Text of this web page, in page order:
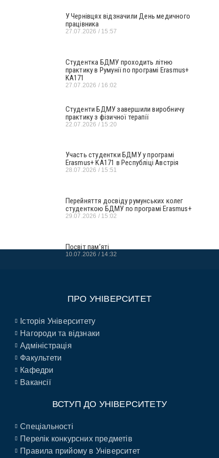
У Чернівцях відзначили День медичного
працівника
27.07.2026 15:57
Студентка БДМУ проходить літню
практику в Румунії по програмі Erasmus+
KA171
27.07.2026 16:02
Студенти БДМУ завершили виробничу
практику з фізичної терапії
22.07.2026 15:20
Участь студентки БДМУ у програмі
Erasmus+ KA171 в Республіці Австрія
28.07.2026 15:51
Перейняття досвіду румунських колег
студенткою БДМУ по програмі Erasmus+
29.07.2026 15:02
Посвіт пам’яті
10.07.2026 14:32
ПРО УНІВЕРСИТЕТ
Історія Університету
Нагороди та відзнаки
Адміністрація
Факультети
Кафедри
Вакансії
ВСТУП ДО УНІВЕРСИТЕТУ
Спеціальності
Перелік конкурсних предметів
Правила прийому в Університет